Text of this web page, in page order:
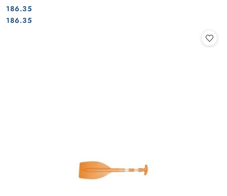
Cena:
186.35
Cena:
186.35